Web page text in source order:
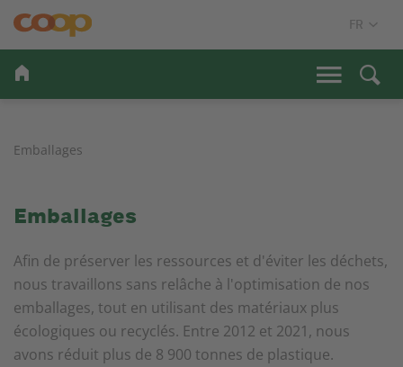
Emballages
Emballages
Afin de préserver les ressources et d'éviter les déchets,
nous travaillons sans relâche à l'optimisation de nos
emballages, tout en utilisant des matériaux plus
écologiques ou recyclés. Entre 2012 et 2021, nous
avons réduit plus de 8 900 tonnes de plastique.